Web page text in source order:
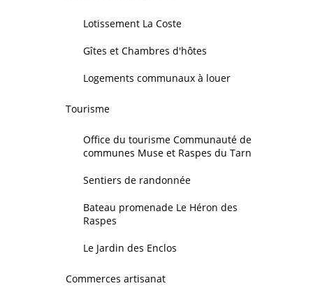
Lotissement La Coste
Gîtes et Chambres d'hôtes
Logements communaux à louer
Tourisme
Office du tourisme Communauté de
communes Muse et Raspes du Tarn
Sentiers de randonnée
Bateau promenade Le Héron des
Raspes
Le Jardin des Enclos
Commerces artisanat